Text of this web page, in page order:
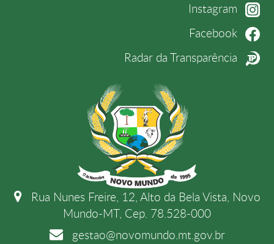
Instagram
Facebook
Radar da Transparência
Rua Nunes Freire, 12, Alto da Bela Vista, Novo
Mundo-MT, Cep. 78.528-000
gestao@novomundo.mt.gov.br